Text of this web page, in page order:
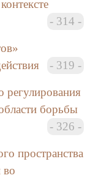
314
319
борьбы
326
пространства
во